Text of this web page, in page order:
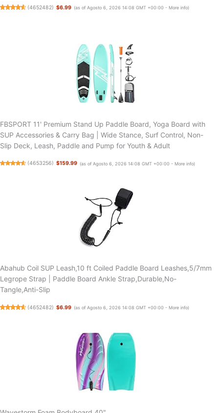
(4652482) $6.99 (as of Agosto 6, 2026 14:08 GMT +00:00 - More info)
FBSPORT 11' Premium Stand Up Paddle Board, Yoga Board with
SUP Accessories & Carry Bag | Wide Stance, Surf Control, Non-
Slip Deck, Leash, Paddle and Pump for Youth & Adult
(4653256) $159.99 (as of Agosto 6, 2026 14:08 GMT +00:00 - More info)
Abahub Coil SUP Leash,10 ft Coiled Paddle Board Leashes,5/7mm
Legrope Strap | Paddle Board Ankle Strap,Durable,No-
Tangle,Anti-Slip
(4652482) $6.99 (as of Agosto 6, 2026 14:08 GMT +00:00 - More info)